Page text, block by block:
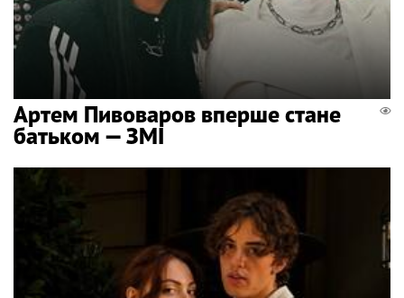
Артем Пивоваров вперше стане
батьком — ЗМІ